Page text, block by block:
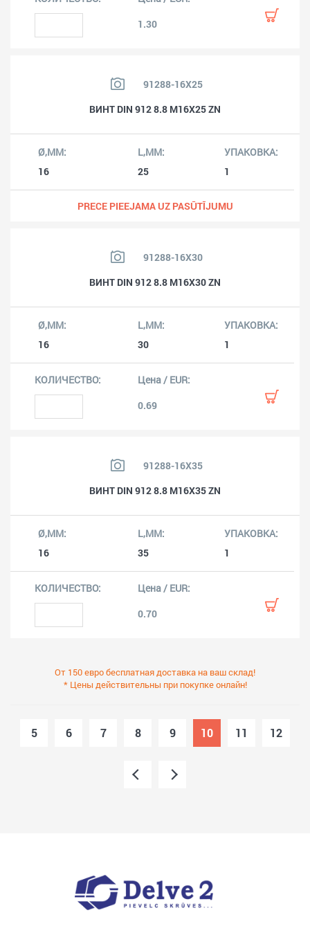
1.30
91288-16X25
ВИНТ DIN 912 8.8 M16X25 ZN
16 25 1
PRECE PIEEJAMA UZ PASŪTĪJUMU
91288-16X30
ВИНТ DIN 912 8.8 M16X30 ZN
16 30 1
0.69
91288-16X35
ВИНТ DIN 912 8.8 M16X35 ZN
16 35 1
0.70
От 150 евро бесплатная доставка на ваш склад!
* Цены действительны при покупке онлайн!
5 6 7 8 9 10 11 12